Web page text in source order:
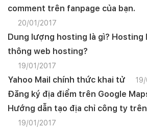
comment trên fanpage của bạn.
20/01/2017
Dung lượng hosting là gì? Hosting
thông web hosting?
19/01/2017
Yahoo Mail chính thức khai tử
Đăng ký địa điểm trên Google
Hướng dẫn tạo địa chỉ công ty
19/01/2017